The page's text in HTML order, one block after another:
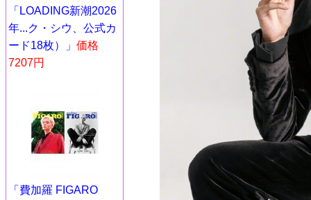
「LOADING新潮2026
年...ク・シウ、公式カ
ード18枚）」 価格
7207円
「費加羅 FIGARO